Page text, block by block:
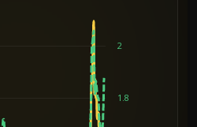
1.8
2